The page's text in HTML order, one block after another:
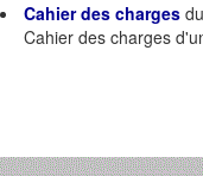
Cahier des charges
Cahier des charges